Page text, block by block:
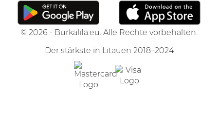
© 2026 - Burkalifa.eu. Alle Rechte vorbehalten.
Der stärkste in Litauen 2018–2024